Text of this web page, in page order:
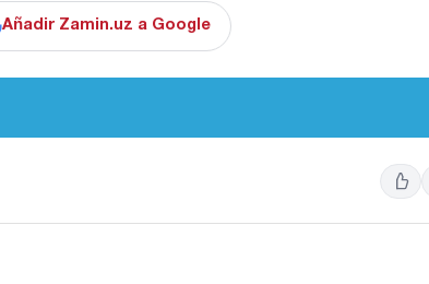
Añadir Zamin.uz a Google